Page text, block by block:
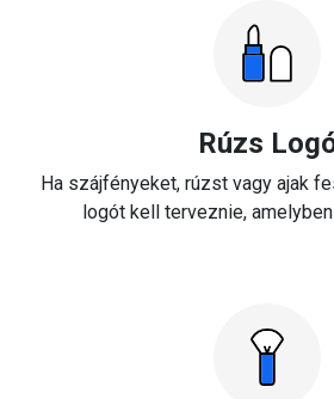
Rúzs
Ha szájfényeket, rúzst vagy ajak
logót kell terveznie,